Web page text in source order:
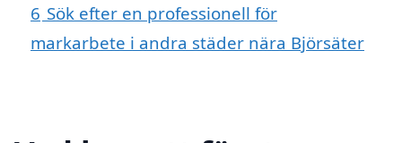
6 Sök efter en professionell för
markarbete i andra städer nära Björsäter